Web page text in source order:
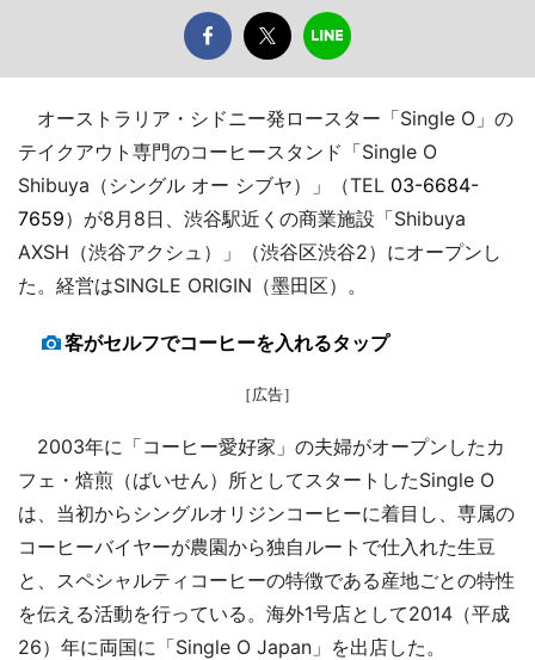
オーストラリア・シドニー発ロースター「Single O」の
テイクアウト専門のコーヒースタンド「Single O
Shibuya（シングル オー シブヤ）」（TEL 03-6684-
7659）が8月8日、渋谷駅近くの商業施設「Shibuya
AXSH（渋谷アクシュ）」（渋谷区渋谷2）にオープンし
た。経営はSINGLE ORIGIN（墨田区）。
客がセルフでコーヒーを入れるタップ
［広告］
2003年に「コーヒー愛好家」の夫婦がオープンしたカ
フェ・焙煎（ばいせん）所としてスタートしたSingle O
は、当初からシングルオリジンコーヒーに着目し、専属の
コーヒーバイヤーが農園から独自ルートで仕入れた生豆
と、スペシャルティコーヒーの特徴である産地ごとの特性
を伝える活動を行っている。海外1号店として2014（平成
26）年に両国に「Single O Japan」を出店した。